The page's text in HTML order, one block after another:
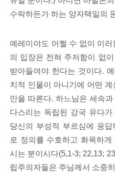
수락하든가 하는 양자택일의
예레미야도 어쩔 수 없이 이
의 입장은 전혀 주저함이 없
받아들여야 한다는 것이다.
치적 인물이 아니기에 어떤
만을 따른다. 하느님은 세속
다스리는 독립된 강국 유다
당신의 부성적 부르심에 응
로 정의를 수호하고 화목하
시는 분이시다(5,1-3; 22,13;
립주의자들은 주님께서 소중